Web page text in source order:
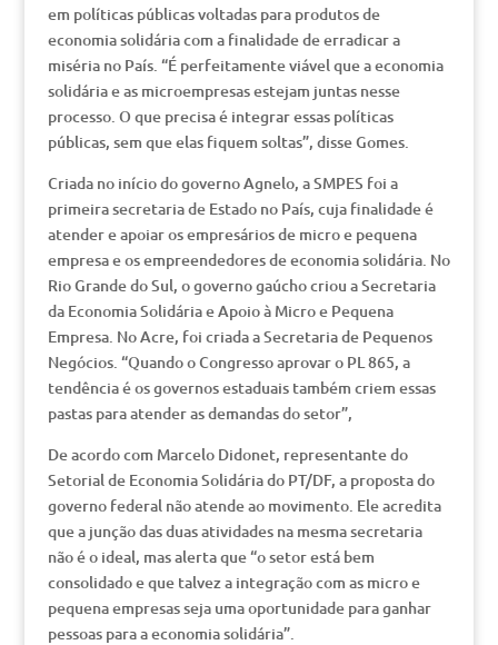
em políticas públicas voltadas para produtos de
economia solidária com a finalidade de erradicar a
miséria no País. “É perfeitamente viável que a economia
solidária e as microempresas estejam juntas nesse
processo. O que precisa é integrar essas políticas
públicas, sem que elas fiquem soltas”, disse Gomes.
Criada no início do governo Agnelo, a SMPES foi a
primeira secretaria de Estado no País, cuja finalidade é
atender e apoiar os empresários de micro e pequena
empresa e os empreendedores de economia solidária. No
Rio Grande do Sul, o governo gaúcho criou a Secretaria
da Economia Solidária e Apoio à Micro e Pequena
Empresa. No Acre, foi criada a Secretaria de Pequenos
Negócios. “Quando o Congresso aprovar o PL 865, a
tendência é os governos estaduais também criem essas
pastas para atender as demandas do setor”,
De acordo com Marcelo Didonet, representante do
Setorial de Economia Solidária do PT/DF, a proposta do
governo federal não atende ao movimento. Ele acredita
que a junção das duas atividades na mesma secretaria
não é o ideal, mas alerta que “o setor está bem
consolidado e que talvez a integração com as micro e
pequena empresas seja uma oportunidade para ganhar
pessoas para a economia solidária”.